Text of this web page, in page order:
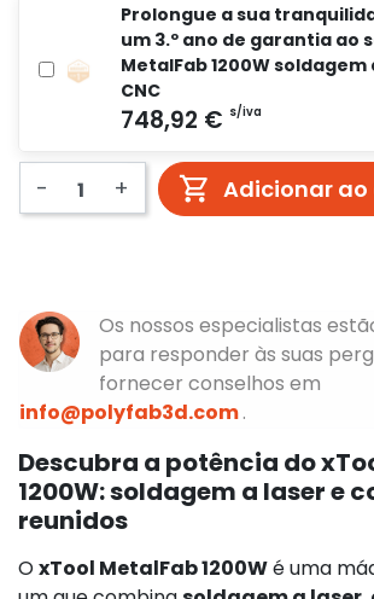
Prolongue a sua
um 3.º ano de garantia ao
MetalFab 1200W
CNC
- + Adicionar ao
Os nossos especialistas
para responder às suas
fornecer conselhos em
info@polyfab3d.com.
Descubra a potência do
1200W: soldagem a laser e
reunidos
OxTool MetalFab 1200Wé uma